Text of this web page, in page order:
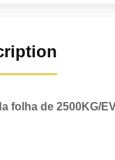
folha de 2500KG/